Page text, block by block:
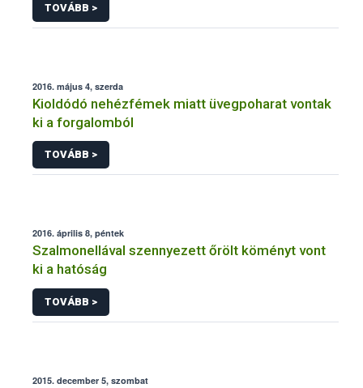
TOVÁBB >
2016. május 4, szerda
Kioldódó nehézfémek miatt üvegpoharat vontak
ki a forgalomból
TOVÁBB >
2016. április 8, péntek
Szalmonellával szennyezett őrölt köményt vont
ki a hatóság
TOVÁBB >
2015. december 5, szombat